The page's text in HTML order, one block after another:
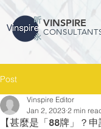
VINSPIRE
Post
【甚麼是「88牌」？
Vinspire Editor
Jan 2, 2023 2 min